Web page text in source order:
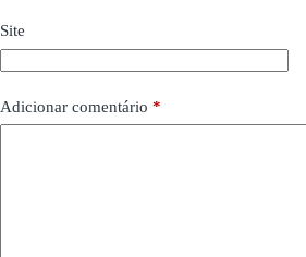
Site
Adicionar comentário *